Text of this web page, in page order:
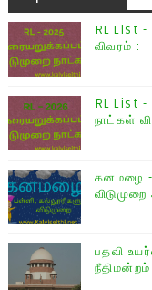
RL List -
விவரம் :
RL List -
நாட்கள்
கனமழை -
விடுமுறை
பதவி
நீதிமன்றம்